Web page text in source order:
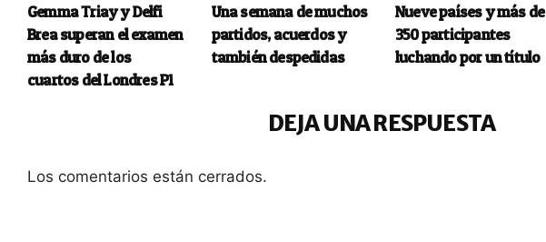
Gemma Triay y Delfi
Brea superan el examen
más duro de los
cuartos del Londres P1
Una semana de muchos
partidos, acuerdos y
también despedidas
Nueve países y más de
350 participantes
luchando por un título
DEJA UNA RESPUESTA
Los comentarios están cerrados.